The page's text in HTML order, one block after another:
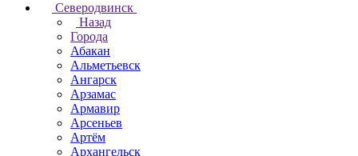
Северодвинск
Назад
Города
Абакан
Альметьевск
Ангарск
Арзамас
Армавир
Арсеньев
Артём
Архангельск